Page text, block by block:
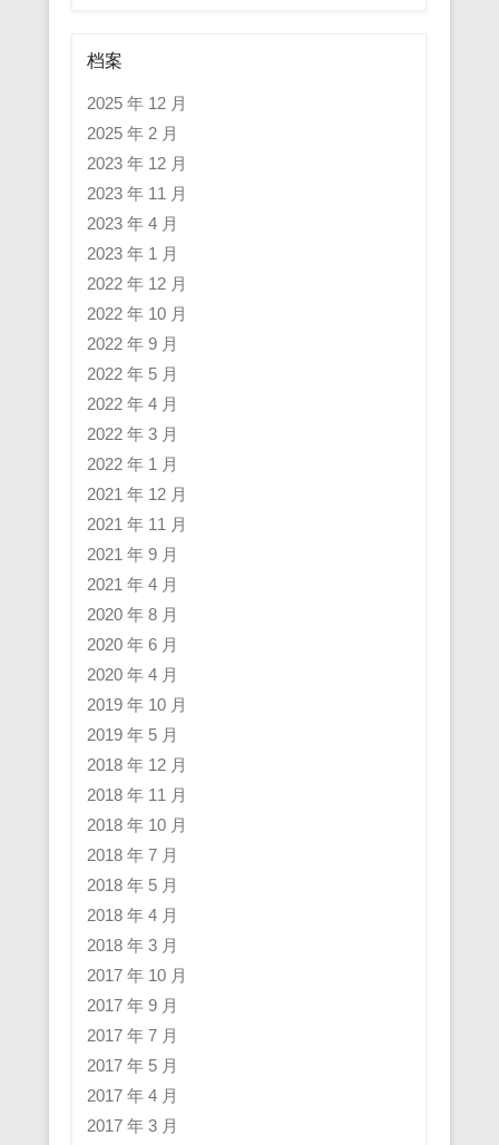
档案
2025 年 12 月
2025 年 2 月
2023 年 12 月
2023 年 11 月
2023 年 4 月
2023 年 1 月
2022 年 12 月
2022 年 10 月
2022 年 9 月
2022 年 5 月
2022 年 4 月
2022 年 3 月
2022 年 1 月
2021 年 12 月
2021 年 11 月
2021 年 9 月
2021 年 4 月
2020 年 8 月
2020 年 6 月
2020 年 4 月
2019 年 10 月
2019 年 5 月
2018 年 12 月
2018 年 11 月
2018 年 10 月
2018 年 7 月
2018 年 5 月
2018 年 4 月
2018 年 3 月
2017 年 10 月
2017 年 9 月
2017 年 7 月
2017 年 5 月
2017 年 4 月
2017 年 3 月